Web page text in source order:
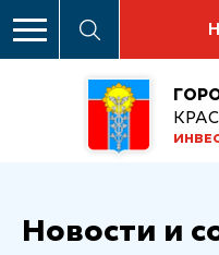
Новости и